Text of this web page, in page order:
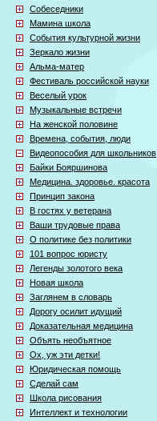
Собеседники
Мамина школа
События культурной жизни
Зеркало жизни
Альма-матер
Фестиваль российской науки
Веселый урок
Музыкальные встречи
На женской половине
Времена, события, люди
Видеопособия для школьников
Байки Бояршинова
Медицина. здоровье. красота
Принцип закона
В гостях у ветерана
Ваши трудовые права
О политике без политики
101 вопрос юристу
Легенды золотого века
Новая школа
Заглянем в словарь
Дорогу осилит идущий
Доказательная медицина
Объять необъятное
Ох, уж эти детки!
Юридическая помощь
Сделай сам
Школа рисования
Интеллект и технологии